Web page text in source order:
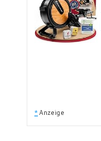
* Anzeige